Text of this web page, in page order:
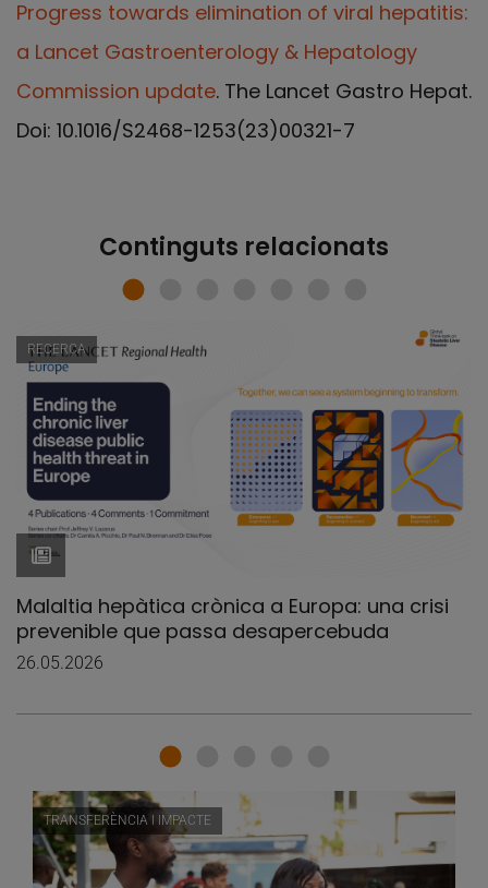
Progress towards elimination of viral hepatitis:
a Lancet Gastroenterology & Hepatology
Commission update. The Lancet Gastro Hepat.
Doi: 10.1016/S2468-1253(23)00321-7
Continguts relacionats
RECERCA
Malaltia hepàtica crònica a Europa: una crisi
prevenible que passa desapercebuda
26.05.2026
TRANSFERÈNCIA I IMPACTE